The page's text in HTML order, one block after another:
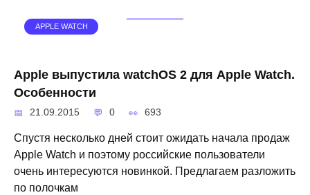
APPLE WATCH
Apple выпустила watchOS 2 для Apple Watch.
Особенности
21.09.2015 0 693
Спустя несколько дней стоит ожидать начала продаж
Apple Watch и поэтому российские пользователи
очень интересуются новинкой. Предлагаем разложить
по полочкам